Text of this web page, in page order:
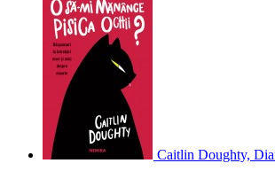
Caitlin Doughty,